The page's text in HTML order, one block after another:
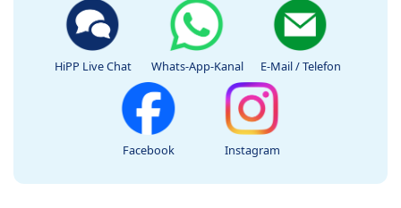
HiPP Live Chat Whats-App-Kanal E-Mail / Telefon
Facebook Instagram